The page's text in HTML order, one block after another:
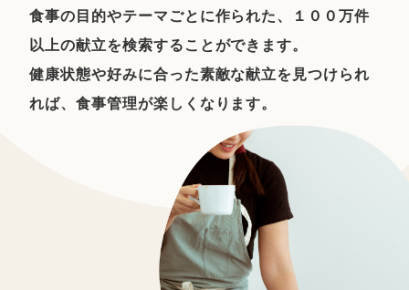
食事の目的やテーマごとに作られた、１００万件
以上の献立を検索することができます。
健康状態や好みに合った素敵な献立を見つけられ
れば、食事管理が楽しくなります。